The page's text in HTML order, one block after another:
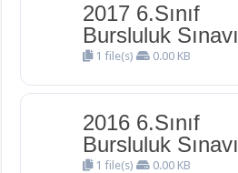
2017 6.Sınıf
Bursluluk Sınavı
1 file(s) 0.00 KB
2016 6.Sınıf
Bursluluk Sınavı
1 file(s) 0.00 KB